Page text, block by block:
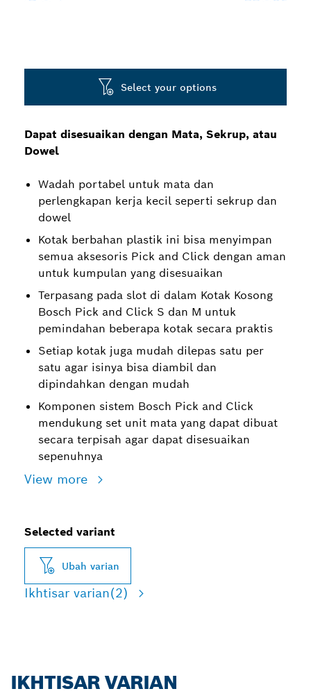
Dapat disesuaikan dengan Mata, Sekrup, atau
Dowel
Wadah portabel untuk mata dan
perlengkapan kerja kecil seperti sekrup dan
dowel
Kotak berbahan plastik ini bisa menyimpan
semua aksesoris Pick and Click dengan aman
untuk kumpulan yang disesuaikan
Terpasang pada slot di dalam Kotak Kosong
Bosch Pick and Click S dan M untuk
pemindahan beberapa kotak secara praktis
Setiap kotak juga mudah dilepas satu per
satu agar isinya bisa diambil dan
dipindahkan dengan mudah
Komponen sistem Bosch Pick and Click
mendukung set unit mata yang dapat dibuat
secara terpisah agar dapat disesuaikan
sepenuhnya
View more
Select your options
Selected variant
Ubah varian
Ikhtisar varian(2)
IKHTISAR VARIAN